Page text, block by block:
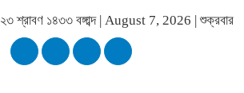
২৩ শ্রাবণ ১৪৩৩ বঙ্গাব্দ | August 7, 2026 | শুক্রবার